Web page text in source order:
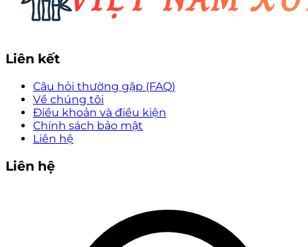
Liên kết
Câu hỏi thường gặp (FAQ)
Về chúng tôi
Điều khoản và điều kiện
Chính sách bảo mật
Liên hệ
Liên hệ